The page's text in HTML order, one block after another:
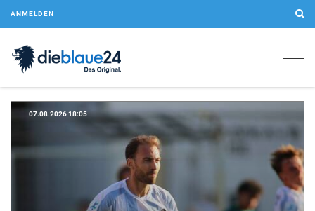
ANMELDEN
07.08.2026 18:05